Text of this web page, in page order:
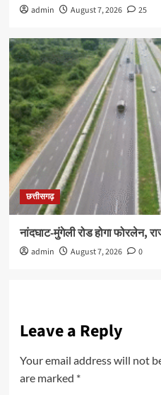
admin August 7, 2026 25
छत्तीसगढ़
नांदघाट-मुंगेली रोड होगा फोरलेन,
admin August 7, 2026 0
Leave a Reply
Your email address will not
are marked *